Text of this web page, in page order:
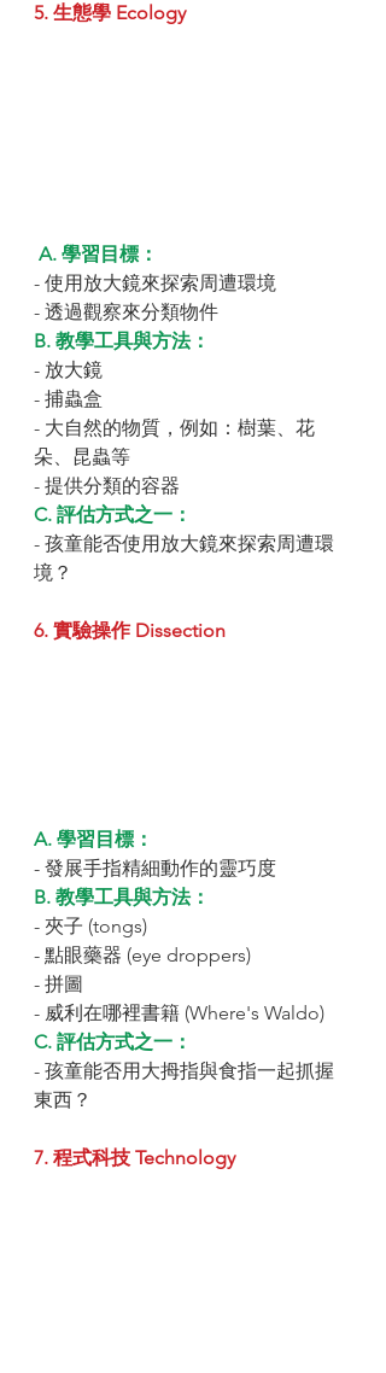
5. 生態學 Ecology
A. 學習目標：
- 使用放大鏡來探索周遭環境
- 透過觀察來分類物件
B. 教學工具與方法：
- 放大鏡
- 捕蟲盒
- 大自然的物質，例如：樹葉、花
朵、昆蟲等
- 提供分類的容器
C. 評估方式之一：
- 孩童能否使用放大鏡來探索周遭環
境？
6. 實驗操作 Dissection
A. 學習目標：
- 發展手指精細動作的靈巧度
B. 教學工具與方法：
- 夾子 (tongs)
- 點眼藥器 (eye droppers)
- 拼圖
- 威利在哪裡書籍 (Where's Waldo)
C. 評估方式之一：
- 孩童能否用大拇指與食指一起抓握
東西？
7. 程式科技 Technology